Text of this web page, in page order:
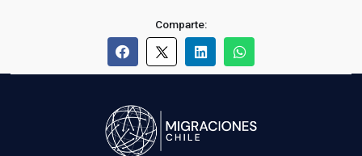
Comparte: